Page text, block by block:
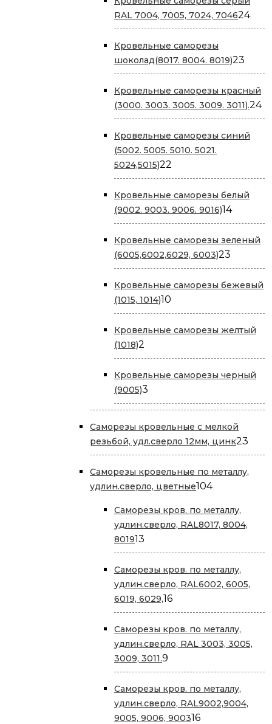
RAL 7004, 7005, 7024, 70462424
Кровельные саморезы
шоколад(8017. 8004. 8019)23
Кровельные саморезы красный
(3000. 3003. 3005. 3009. 3011).24
Кровельные саморезы cиний
(5002. 5005. 5010. 5021.
5024,5015)22
товара
Кровельные саморезы белый
(9002. 9003. 9006. 9016)1414
товаров
Кровельные саморезы зеленый
(6005,6002,6029, 6003)23
товара
Кровельные саморезы бежевый
(1015, 1014)10
товаров
Кровельные саморезы желтый
(1018)2
товара
Кровельные саморезы черный
(9005)3
товара
Саморезы кровельные с мелкой
резьбой, удл.сверло 12мм, цинк23
Саморезы кровельные по металлу,
удлин.сверло, цветные104104
Саморезы кров. по металлу,
удлин.сверло, RAL8017, 8004,
801913
товаров
Саморезы кров. по металлу,
удлин.сверло, RAL6002, 6005,
6019, 6029,1616
товаров
Саморезы кров. по металлу,
удлин.сверло, RAL 3003, 3005,
3009, 3011.9
товаров
Саморезы кров. по металлу,
удлин.сверло, RAL9002,9004,
9005, 9006, 90031616